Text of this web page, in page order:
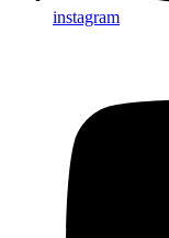
instagram